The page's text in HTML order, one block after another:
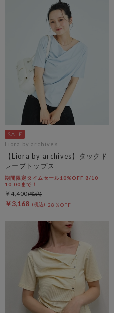
Liora by archives
【Liora by archives】タックド
レープトップス
期間限定タイムセール10%OFF 8/10
10:00まで！
￥3,168 28％OFF
￥4,400